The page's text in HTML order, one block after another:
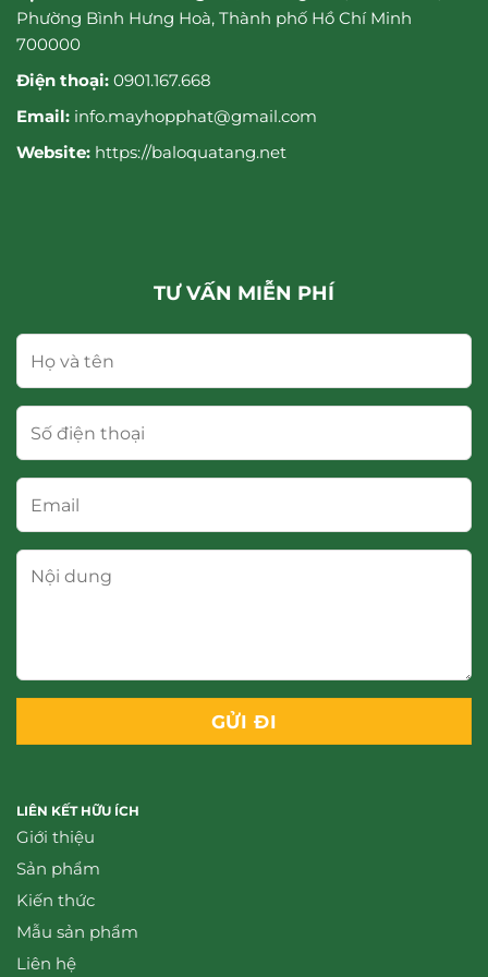
Phường Bình Hưng Hoà, Thành phố Hồ Chí Minh
700000
Điện thoại: 0901.167.668
Email: info.mayhopphat@gmail.com
Website: https://baloquatang.net
TƯ VẤN MIỄN PHÍ
LIÊN KẾT HỮU ÍCH
Giới thiệu
Sản phẩm
Kiến thức
Mẫu sản phẩm
Liên hệ